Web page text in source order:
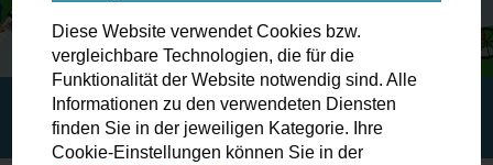
Wiener Fußwegekarte
Newsletter abonnieren
STARTSEITE BLOG
BEAT THE STREET: WIR GEHEN
GEMEINSAM.
Diese Website verwendet Cookies bzw.
vergleichbare Technologien, die für die
Funktionalität der Website notwendig sind. Alle
Informationen zu den verwendeten Diensten
finden Sie in der jeweiligen Kategorie. Ihre
Cookie-Einstellungen können Sie in der